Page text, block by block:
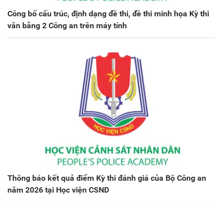
Công bố cấu trúc, định dạng đề thi, đề thi minh họa Kỳ thi
văn bằng 2 Công an trên máy tính
Thông báo kết quả điểm Kỳ thi đánh giá của Bộ Công an
năm 2026 tại Học viện CSND